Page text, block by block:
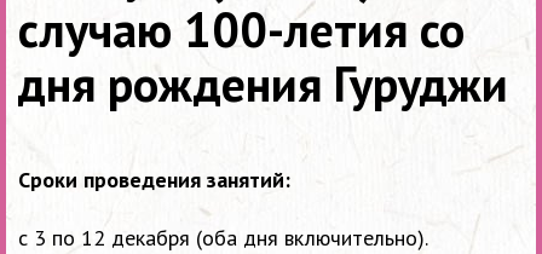
случаю 100-летия со
дня рождения Гуруджи
Сроки проведения занятий:
с 3 по 12 декабря (оба дня включительно).